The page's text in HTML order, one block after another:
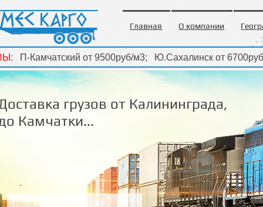
П-Камчатский от 9500руб/м3; Ю.Сахалинск от
П-Камчатский от 9500руб/м3; Ю.Сахалинск от
Главная О компании
грузов от Калининграда,
Камчатки...